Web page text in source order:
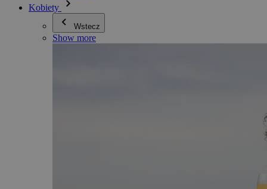
Kobiety
Wstecz
Show more